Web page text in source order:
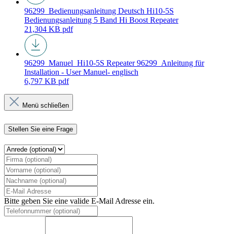
96299_Bedienungsanleitung Deutsch Hi10-5S
Bedienungsanleitung 5 Band Hi Boost Repeater
21,304 KB pdf
96299_Manuel_Hi10-5S Repeater96299_Anleitung für
Installation - User Manuel- englisch
6,797 KB pdf
Menü schließen
Stellen Sie eine Frage
Bitte geben Sie eine valide E-Mail Adresse ein.